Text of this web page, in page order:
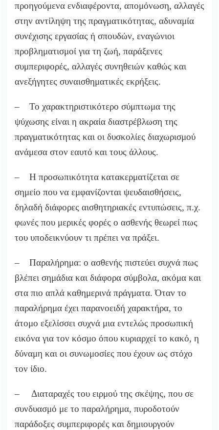
προηγούμενα ενδιαφέροντα, απομόνωση, αλλαγές
στην αντίληψη της πραγματικότητας, αδυναμία
συνέχισης εργασίας ή σπουδών, εναγώνιοι
προβληματισμοί για τη ζωή, παράξενες
συμπεριφορές, αλλαγές συνηθειών καθώς και
ανεξήγητες συναισθηματικές εκρήξεις.
– Το χαρακτηριστικότερο σύμπτωμα της
ψύχωσης είναι η ακραία διαστρέβλωση της
πραγματικότητας και οι δυσκολίες διαχωρισμού
ανάμεσα στον εαυτό και τους άλλους.
– Η προσωπικότητα κατακερματίζεται σε
σημείο που να εμφανίζονται ψευδαισθήσεις,
δηλαδή διάφορες αισθητηριακές εντυπώσεις, π.χ.
φωνές που μερικές φορές ο ασθενής θεωρεί πως
του υποδεικνύουν τι πρέπει να πράξει.
– Παραλήρημα: ο ασθενής πιστεύει συχνά πως
βλέπει σημάδια και διάφορα σύμβολα, ακόμα και
στα πιο απλά καθημερινά πράγματα. Όταν το
παραλήρημα έχει παρανοειδή χαρακτήρα, το
άτομο εξελίσσει συχνά μια εντελώς προσωπική
εικόνα για τον κόσμο όπου κυριαρχεί το κακό, η
δύναμη και οι συνωμοσίες που έχουν ως στόχο
τον ίδιο.
– Διαταραχές του ειρμού της σκέψης, που σε
συνδυασμό με το παραλήρημα, πυροδοτούν
παράδοξες συμπεριφορές και δημιουργούν